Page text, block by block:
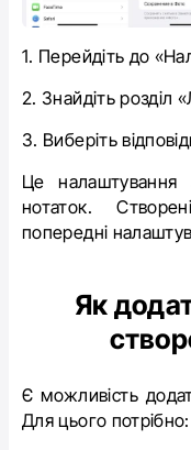
1. Перейдіть до
2. Знайдіть розділ
3. Виберіть
Це налаштування
нотаток.
попередні
Як
Є можливість
Для цього потрібно: